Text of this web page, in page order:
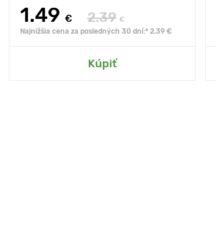
1.49 € 2.39 €
Najnižšia cena za posledných 30 dní:* 2.39 €
Kúpiť